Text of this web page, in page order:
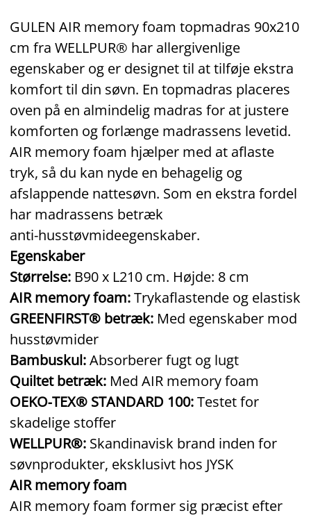
GULEN AIR memory foam topmadras 90x210
cm fra WELLPUR® har allergivenlige
egenskaber og er designet til at tilføje ekstra
komfort til din søvn. En topmadras placeres
oven på en almindelig madras for at justere
komforten og forlænge madrassens levetid.
AIR memory foam hjælper med at aflaste
tryk, så du kan nyde en behagelig og
afslappende nattesøvn. Som en ekstra fordel
har madrassens betræk
anti‑husstøvmideegenskaber.
Egenskaber
Størrelse: B90 x L210 cm. Højde: 8 cm
AIR memory foam:Trykaflastende og elastisk
GREENFIRST® betræk: Med egenskaber mod
husstøvmider
Bambuskul:Absorberer fugt og lugt
Quiltet betræk: Med AIR memory foam
OEKO‑TEX® STANDARD 100:Testet for
skadelige stoffer
WELLPUR®: Skandinavisk brand inden for
søvnprodukter, eksklusivt hos JYSK
AIR memory foam
AIR memory foam former sig præcist efter